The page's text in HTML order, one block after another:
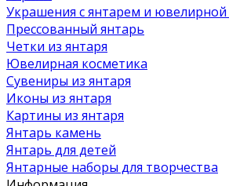
Украшения с янтарем и
Прессованный янтарь
Четки из янтаря
Ювелирная косметика
Сувениры из янтаря
Иконы из янтаря
Картины из янтаря
Янтарь камень
Янтарь для детей
Янтарные наборы для творчества